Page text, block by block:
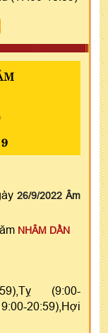
26/9/2022 Âm
NHÂM DẦN
(9:00-
20:59),Hợi